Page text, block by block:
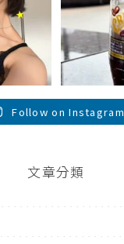
Follow on Instagram
文章分類